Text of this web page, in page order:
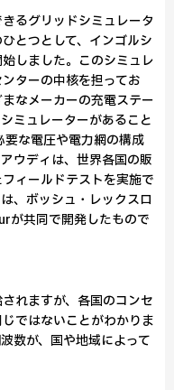
るグリッドシミュレータ
とつとして、インゴルシ
しました。このシミュレ
ターの中核を担ってお
なメーカーの充電ステー
ミュレーターがあること
要な電圧や電力網の構成
ウディは、世界各国の販
ィールドテストを実施で
、ボッシュ・レックスロ
が共同で開発したもので
れますが、各国のコンセ
ではないことがわかりま
数が、国や地域によって